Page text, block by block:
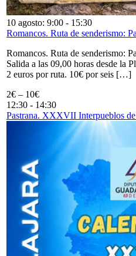
10 agosto: 9:00 - 15:30
Romancos. Ruta de senderismo:
Romancos. Ruta de senderismo:
Salida a las 09,00 horas desde la
2 euros por ruta. 10€ por seis […]
2€ – 10€
12:30 - 14:30
Pastrana. XXXVII Interpueblos